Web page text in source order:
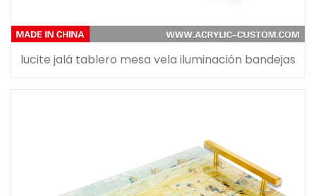
lucite jalá tablero mesa vela iluminación bandejas